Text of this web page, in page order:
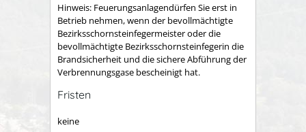
Hinweis: Feuerungsanlagendürfen Sie erst in
Betrieb nehmen, wenn der bevollmächtigte
Bezirksschornsteinfegermeister oder die
bevollmächtigte Bezirksschornsteinfegerin die
Brandsicherheit und die sichere Abführung der
Verbrennungsgase bescheinigt hat.
Fristen
keine